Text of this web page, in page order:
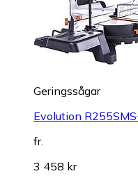
Geringssågar
Evolution
fr.
3 458 kr